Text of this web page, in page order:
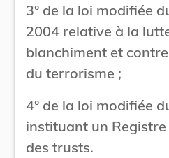
3° de la loi modifiée
2004 relative à la
blanchiment et
du terrorisme ;
4° de la loi modifiée
instituant un
des trusts.